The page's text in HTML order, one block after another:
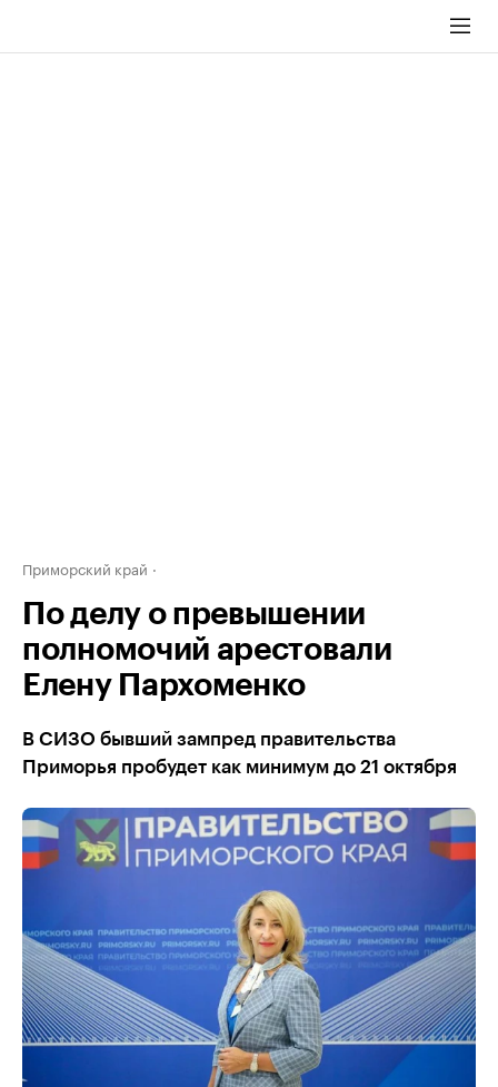
Приморский край
По делу о превышении
полномочий арестовали
Елену Пархоменко
В СИЗО бывший зампред правительства
Приморья пробудет как минимум до 21 октября